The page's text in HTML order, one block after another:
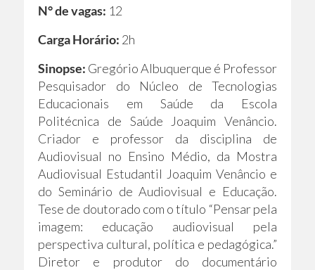
N° de vagas: 12
Carga Horário: 2h
Sinopse: Gregório Albuquerque é Professor
Pesquisador do Núcleo de Tecnologias
Educacionais em Saúde da Escola
Politécnica de Saúde Joaquim Venâncio.
Criador e professor da disciplina de
Audiovisual no Ensino Médio, da Mostra
Audiovisual Estudantil Joaquim Venâncio e
do Seminário de Audiovisual e Educação.
Tese de doutorado com o título “Pensar pela
imagem: educação audiovisual pela
perspectiva cultural, política e pedagógica.”
Diretor e produtor do documentário